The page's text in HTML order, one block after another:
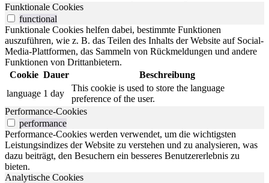
Funktionale Cookies
functional
Funktionale Cookies helfen dabei, bestimmte Funktionen
auszuführen, wie z. B. das Teilen des Inhalts der Website auf Social-
Media-Plattformen, das Sammeln von Rückmeldungen und andere
Funktionen von Drittanbietern.
Cookie Dauer
Beschreibung
language 1 day
This cookie is used to store the language
preference of the user.
Performance-Cookies
performance
Performance-Cookies werden verwendet, um die wichtigsten
Leistungsindizes der Website zu verstehen und zu analysieren, was
dazu beiträgt, den Besuchern ein besseres Benutzererlebnis zu
bieten.
Analytische Cookies